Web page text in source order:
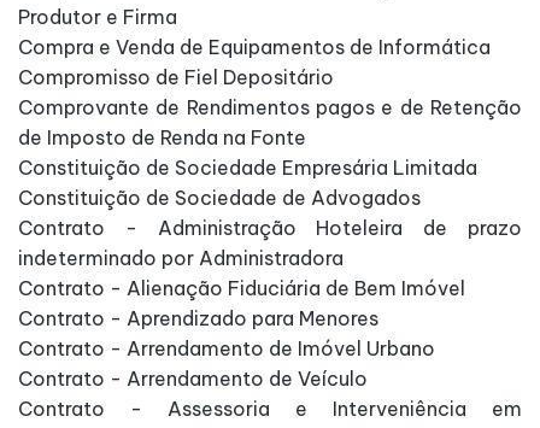
Produtor e Firma
Compra e Venda de Equipamentos de Informática
Compromisso de Fiel Depositário
Comprovante de Rendimentos pagos e de Retenção
de Imposto de Renda na Fonte
Constituição de Sociedade Empresária Limitada
Constituição de Sociedade de Advogados
Contrato - Administração Hoteleira de prazo
indeterminado por Administradora
Contrato - Alienação Fiduciária de Bem Imóvel
Contrato - Aprendizado para Menores
Contrato - Arrendamento de Imóvel Urbano
Contrato - Arrendamento de Veículo
Contrato - Assessoria e Interveniência em